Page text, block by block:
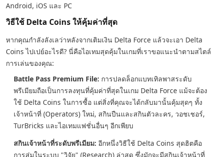
Android, iOS และ PC
วิธีใช้ Delta Coins ให้คุ้มค่าที่สุด
หากคุณกำลังลังเลว่าหลังจากเติมเงิน Delta Force แล้วจะเอา Delta
Coins ไปเปย์อะไรดี? นี่คือไอเทมสุดคุ้มในเกมที่เราขอแนะนำตามสไตล์
การเล่นของคุณ:
Battle Pass Premium File: การปลดล็อกแบทเทิลพาสระดับ
พรีเมียมถือเป็นการลงทุนที่คุ้มค่าที่สุดในเกม Delta Force แม้จะต้อง
ใช้ Delta Coins ในการซื้อ แต่สิ่งที่คุณจะได้กลับมานั้นคุ้มสุดๆ ทั้ง
เจ้าหน้าที่ (Operators) ใหม่, สกินปืนและสกินตัวละคร, วอชเชอร์,
TurBricks และไอเทมแฟชั่นอื่นๆ อีกเพียบ
สกินเจ้าหน้าที่ระดับพรีเมียม: อีกหนึ่งวิธีใช้ Delta Coins สุดฮิตคือ
การสุ่มในระบบ "วิจัย" (Research) ล่าสุด ซึ่งมักจะมีสกินเจ้าหน้าที่